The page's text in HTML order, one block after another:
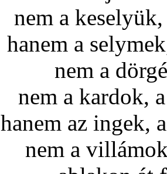
nem a
hanem a
nem a
nem a kardok,
hanem az ingek,
nem a